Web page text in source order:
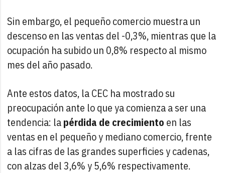
Sin embargo, el pequeño comercio muestra un
descenso en las ventas del -0,3%, mientras que la
ocupación ha subido un 0,8% respecto al mismo
mes del año pasado.
Ante estos datos, la CEC ha mostrado su
preocupación ante lo que ya comienza a ser una
tendencia: lapérdida de crecimiento en las
ventas en el pequeño y mediano comercio, frente
a las cifras de las grandes superficies y cadenas,
con alzas del 3,6% y 5,6% respectivamente.